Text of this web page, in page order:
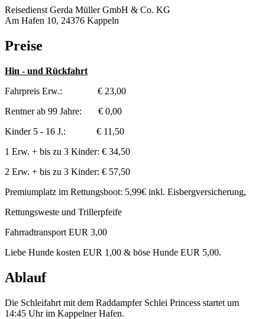
Reisedienst Gerda Müller GmbH & Co. KG
Am Hafen 10, 24376 Kappeln
Preise
Hin - und Rückfahrt
Fahrpreis Erw.: € 23,00
Rentner ab 99 Jahre: € 0,00
Kinder 5 - 16 J.: € 11,50
1 Erw. + bis zu 3 Kinder: € 34,50
2 Erw. + bis zu 3 Kinder: € 57,50
Premiumplatz im Rettungsboot: 5,99€ inkl. Eisbergversicherung,
Rettungsweste und Trillerpfeife
Fahrradtransport EUR 3,00
Liebe Hunde kosten EUR 1,00 & böse Hunde EUR 5,00.
Ablauf
Die Schleifahrt mit dem Raddampfer Schlei Princess startet um
14:45 Uhr im Kappelner Hafen.